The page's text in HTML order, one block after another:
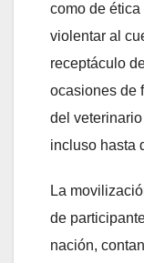
como de
violentar al
receptáculo
ocasiones de
del
incluso hasta
La
de
nación,